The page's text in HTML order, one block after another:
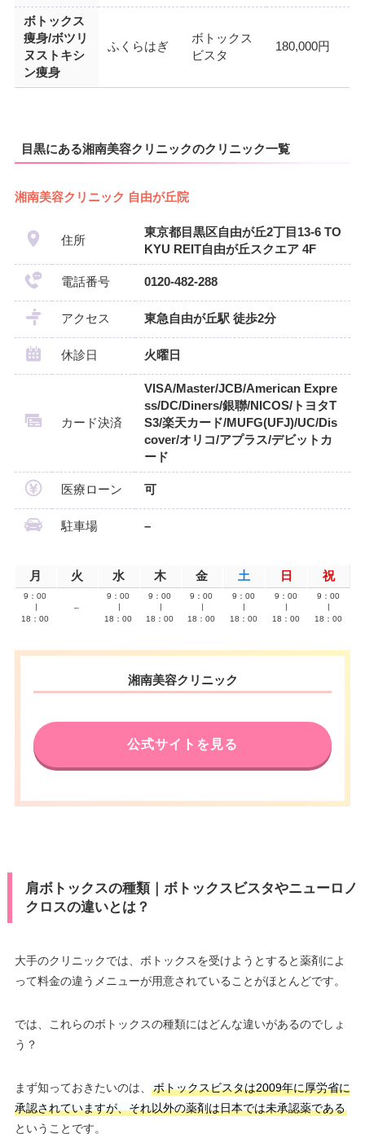
ボトックス
痩身/ボツリ
ヌストキシ
ン痩身
ふくらはぎ
ボトックス
ビスタ
180,000円
目黒にある湘南美容クリニックのクリニック一覧
湘南美容クリニック 自由が丘院
住所
東京都目黒区自由が丘2丁目13-6 TO
KYU REIT自由が丘スクエア 4F
電話番号 0120-482-288
アクセス 東急自由が丘駅 徒歩2分
休診日 火曜日
カード決済
VISA/Master/JCB/American Expre
ss/DC/Diners/銀聯/NICOS/トヨタT
S3/楽天カード/MUFG(UFJ)/UC/Dis
cover/オリコ/アプラス/デビットカ
ード
医療ローン 可
駐車場 –
月 火 水 木 金 土 日 祝
9：00
18：00
–
9：00
18：00
9：00
18：00
9：00
18：00
9：00
18：00
9：00
18：00
9：00
18：00
湘南美容クリニック
公式サイトを見る
肩ボトックスの種類｜ボトックスビスタやニューロノ
クロスの違いとは？
大手のクリニックでは、ボトックスを受けようとすると薬剤によ
って料金の違うメニューが用意されていることがほとんどです。
では、これらのボトックスの種類にはどんな違いがあるのでしょ
う？
まず知っておきたいのは、
ボトックスビスタは2009年に厚労省に
承認されていますが、それ以外の薬剤は日本では未承認薬である
ということです。